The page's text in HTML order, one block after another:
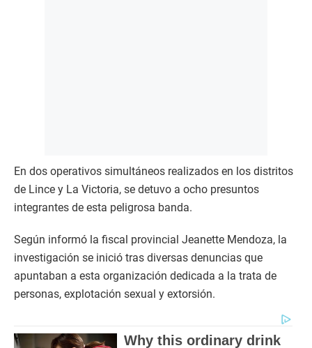
En dos operativos simultáneos realizados en los distritos
de Lince y La Victoria, se detuvo a ocho presuntos
integrantes de esta peligrosa banda.
Según informó la fiscal provincial Jeanette Mendoza, la
investigación se inició tras diversas denuncias que
apuntaban a esta organización dedicada a la trata de
personas, explotación sexual y extorsión.